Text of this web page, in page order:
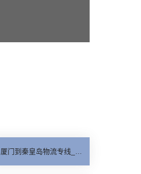
厦门到秦皇岛物流专线_资质齐全「送货到门」